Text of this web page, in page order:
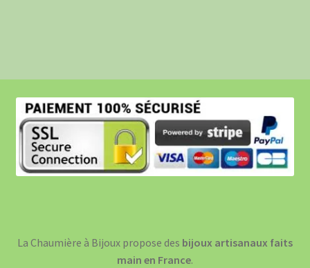
La Chaumière à Bijoux propose des bijoux artisanaux faits
main en France.